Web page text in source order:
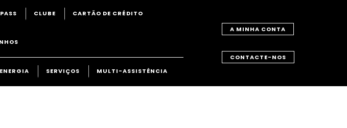
CLUBE CARTÃO DE CRÉDITO
ENERGIA SERVIÇOS MULTI-ASSISTÊNCIA
A MINHA CONTA
CONTACTE-NOS